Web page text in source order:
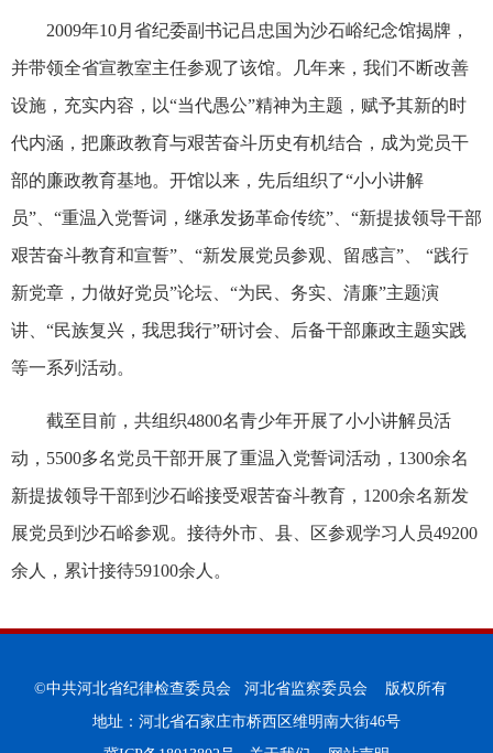
2009年10月省纪委副书记吕忠国为沙石峪纪念馆揭牌，
并带领全省宣教室主任参观了该馆。几年来，我们不断改善
设施，充实内容，以“当代愚公”精神为主题，赋予其新的时
代内涵，把廉政教育与艰苦奋斗历史有机结合，成为党员干
部的廉政教育基地。开馆以来，先后组织了“小小讲解
员”、“重温入党誓词，继承发扬革命传统”、“新提拔领导干部
艰苦奋斗教育和宣誓”、“新发展党员参观、留感言”、 “践行
新党章，力做好党员”论坛、“为民、务实、清廉”主题演
讲、“民族复兴，我思我行”研讨会、后备干部廉政主题实践
等一系列活动。
截至目前，共组织4800名青少年开展了小小讲解员活
动， 5500多名党员干部开展了重温入党誓词活动， 1300余名
新提拔领导干部到沙石峪接受艰苦奋斗教育， 1200余名新发
展党员到沙石峪参观。接待外市、县、区参观学习人员49200
余人，累计接待59100余人。
©中共河北省纪律检查委员会 河北省监察委员会 版权所有
地址：河北省石家庄市桥西区维明南大街46号